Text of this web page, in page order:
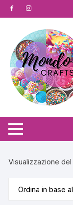
al
Visualizzazione